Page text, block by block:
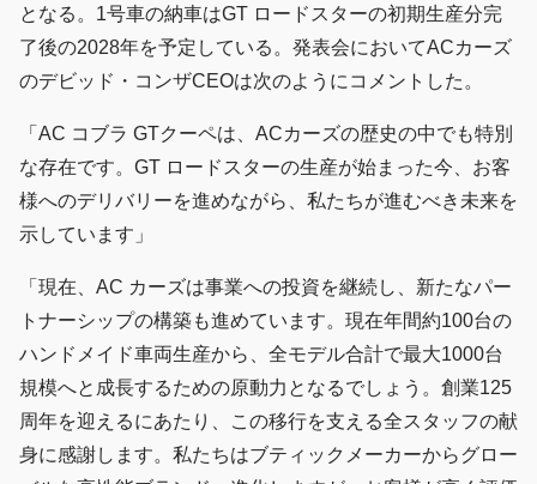
となる。1号車の納車はGT ロードスターの初期生産分完
了後の2028年を予定している。発表会においてACカーズ
のデビッド・コンザCEOは次のようにコメントした。
「AC コブラ GTクーペは、ACカーズの歴史の中でも特別
な存在です。GT ロードスターの生産が始まった今、お客
様へのデリバリーを進めながら、私たちが進むべき未来を
示しています」
「現在、AC カーズは事業への投資を継続し、新たなパー
トナーシップの構築も進めています。現在年間約100台の
ハンドメイド車両生産から、全モデル合計で最大1000台
規模へと成長するための原動力となるでしょう。創業125
周年を迎えるにあたり、この移行を支える全スタッフの献
身に感謝します。私たちはブティックメーカーからグロー